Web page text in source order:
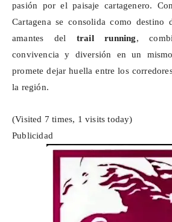
pasión por el paisaje cartagenero.
Cartagena se consolida como destino
amantes del trailrunning,
convivencia y diversión en un
promete dejar huella entre los
la región.
(Visited 7 times, 1 visits today)
Publicidad